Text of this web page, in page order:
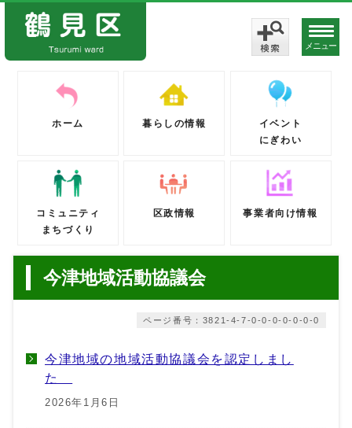
メニュー
ホーム 暮らしの情報
イベント
にぎわい
コミュニティ
まちづくり
区政情報 事業者向け情報
今津地域活動協議会
ページ番号：3821-4-7-0-0-0-0-0-0-0
今津地域の地域活動協議会を認定しまし
た
2026年1月6日